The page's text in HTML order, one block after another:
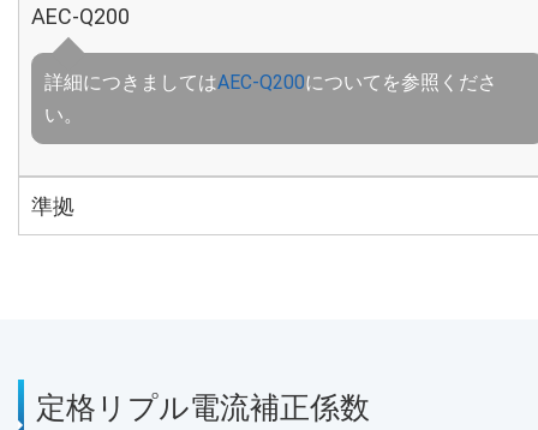
AEC-Q200
詳細につきましてはAEC-Q200についてを参照くださ
い。
準拠
定格リプル電流補正係数